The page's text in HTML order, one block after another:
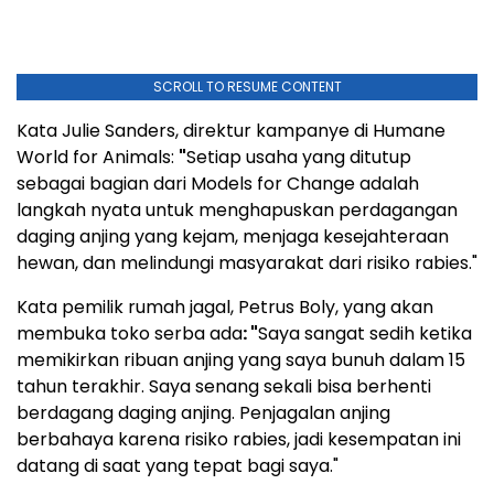
SCROLL TO RESUME CONTENT
Kata Julie Sanders, direktur kampanye di Humane
World for Animals: "Setiap usaha yang ditutup
sebagai bagian dari Models for Change adalah
langkah nyata untuk menghapuskan perdagangan
daging anjing yang kejam, menjaga kesejahteraan
hewan, dan melindungi masyarakat dari risiko rabies."
Kata pemilik rumah jagal, Petrus Boly, yang akan
membuka toko serba ada: "Saya sangat sedih ketika
memikirkan ribuan anjing yang saya bunuh dalam 15
tahun terakhir. Saya senang sekali bisa berhenti
berdagang daging anjing. Penjagalan anjing
berbahaya karena risiko rabies, jadi kesempatan ini
datang di saat yang tepat bagi saya."